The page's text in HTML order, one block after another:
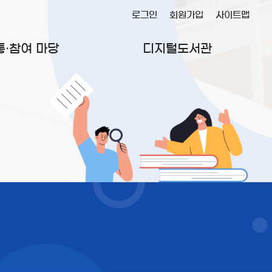
·참여 마당 디지털도서관
로그인 회원가입 사이트맵